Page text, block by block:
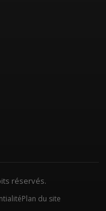
réservés.
Plan du site